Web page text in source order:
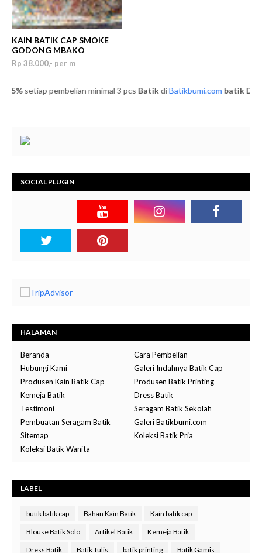
KAIN BATIK CAP SMOKE
GODONG MBAKO
Rp 38.000,- per m
setiap pembelian minimal 3 pcsBatikdiBatikbumi.combatik
SOCIAL PLUGIN
HALAMAN
Beranda
Cara Pembelian
Hubungi Kami
Galeri Indahnya Batik Cap
Produsen Kain Batik Cap
Produsen Batik Printing
Kemeja Batik
Dress Batik
Testimoni
Seragam Batik Sekolah
Pembuatan Seragam Batik
Galeri Batikbumi.com
Sitemap
Koleksi Batik Pria
Koleksi Batik Wanita
LABEL
butik batik cap Bahan Kain Batik Kain batik cap
Blouse Batik Solo Artikel Batik Kemeja Batik
Dress Batik Batik Tulis batik printing Batik Gamis